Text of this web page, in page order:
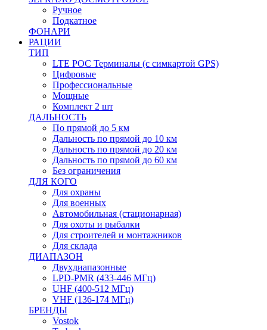
Ручное
Подкатное
ФОНАРИ
РАЦИИ
ТИП
LTE POC Терминалы (с симкартой GPS)
Цифровые
Профессиональные
Мощные
Комплект 2 шт
ДАЛЬНОСТЬ
По прямой до 5 км
Дальность по прямой до 10 км
Дальность по прямой до 20 км
Дальность по прямой до 60 км
Без ограничения
ДЛЯ КОГО
Для охраны
Для военных
Автомобильная (стационарная)
Для охоты и рыбалки
Для строителей и монтажников
Для склада
ДИАПАЗОН
Двухдиапазонные
LPD-PMR (433-446 МГц)
UHF (400-512 МГц)
VHF (136-174 МГц)
БРЕНДЫ
Vostok